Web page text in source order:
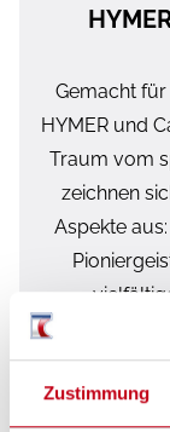
Zustimmung
Gemacht für
HYMER und
Traum vom
zeichnen
Aspekte